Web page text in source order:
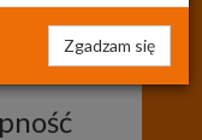
Zgadzam się